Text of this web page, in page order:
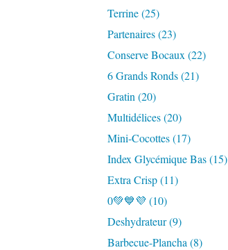
Terrine (25)
Partenaires (23)
Conserve Bocaux (22)
6 Grands Ronds (21)
Gratin (20)
Multidélices (20)
Mini-Cocottes (17)
Index Glycémique Bas (15)
Extra Crisp (11)
0💚💙💜 (10)
Deshydrateur (9)
Barbecue-Plancha (8)